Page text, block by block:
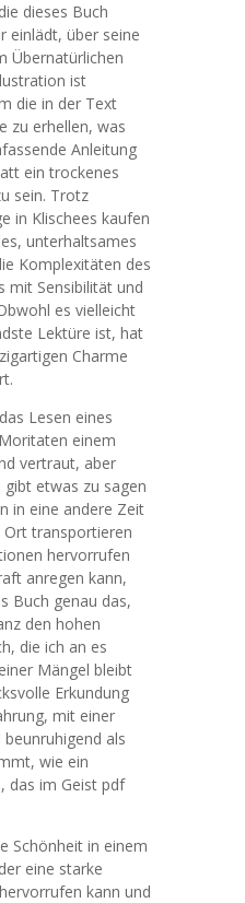
dieses Buch
einlädt, über seine
Übernatürlichen
ist
die in der Text
zu erhellen, was
Anleitung
ein trockenes
sein. Trotz
in Klischees kaufen
unterhaltsames
Komplexitäten des
mit Sensibilität und
es vielleicht
Lektüre ist, hat
Charme
Lesen eines
einem
vertraut, aber
gibt etwas zu sagen
in eine andere Zeit
Ort transportieren
hervorrufen
anregen kann,
Buch genau das,
den hohen
die ich an es
Mängel bleibt
Erkundung
mit einer
als
wie ein
das im Geist pdf
Schönheit in einem
eine starke
kann und